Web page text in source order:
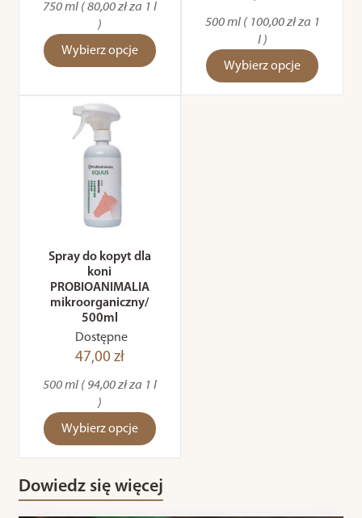
750 ml ( 80,00 zł za 1 l
)
Wybierz opcje
500 ml ( 100,00 zł za 1
l )
Wybierz opcje
Spray do kopyt dla
koni
PROBIOANIMALIA
mikroorganiczny/
500ml
Dostępne
47,00 zł
500 ml ( 94,00 zł za 1 l
)
Wybierz opcje
Dowiedz się więcej